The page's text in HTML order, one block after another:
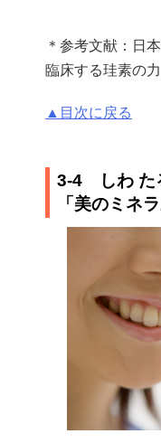
＊参考文献：日
臨床する珪素の
▲目次に戻る
3-4 しわ た
「美のミネラ